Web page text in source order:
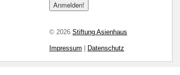
© 2026 Stiftung Asienhaus
Impressum Datenschutz